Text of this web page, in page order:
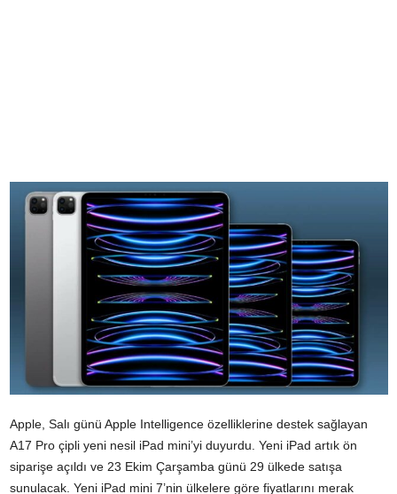
Apple, Salı günü Apple Intelligence özelliklerine destek sağlayan
A17 Pro çipli yeni nesil iPad mini’yi duyurdu. Yeni iPad artık ön
siparişe açıldı ve 23 Ekim Çarşamba günü 29 ülkede satışa
sunulacak. Yeni iPad mini 7’nin ülkelere göre fiyatlarını merak